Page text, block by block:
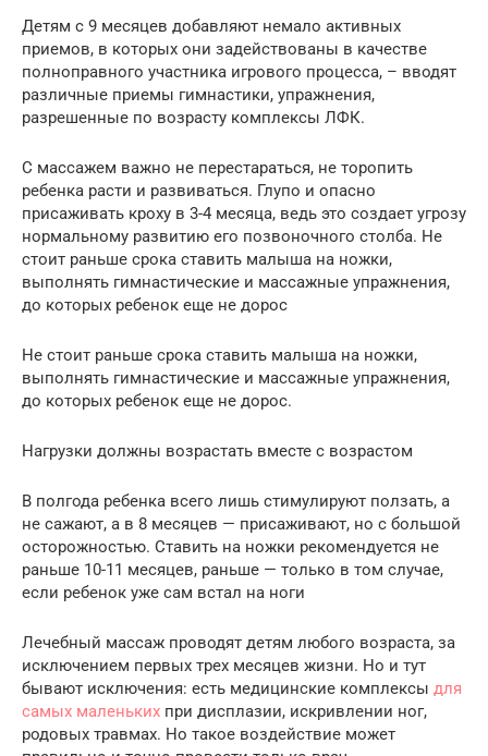
Детям с 9 месяцев добавляют немало активных
приемов, в которых они задействованы в качестве
полноправного участника игрового процесса, – вводят
различные приемы гимнастики, упражнения,
разрешенные по возрасту комплексы ЛФК.
С массажем важно не перестараться, не торопить
ребенка расти и развиваться. Глупо и опасно
присаживать кроху в 3-4 месяца, ведь это создает угрозу
нормальному развитию его позвоночного столба. Не
стоит раньше срока ставить малыша на ножки,
выполнять гимнастические и массажные упражнения,
до которых ребенок еще не дорос
Не стоит раньше срока ставить малыша на ножки,
выполнять гимнастические и массажные упражнения,
до которых ребенок еще не дорос.
Нагрузки должны возрастать вместе с возрастом
В полгода ребенка всего лишь стимулируют ползать, а
не сажают, а в 8 месяцев — присаживают, но с большой
осторожностью. Ставить на ножки рекомендуется не
раньше 10-11 месяцев, раньше — только в том случае,
если ребенок уже сам встал на ноги
Лечебный массаж проводят детям любого возраста, за
исключением первых трех месяцев жизни. Но и тут
бывают исключения: есть медицинские комплексы для
самых маленьких при дисплазии, искривлении ног,
родовых травмах. Но такое воздействие может